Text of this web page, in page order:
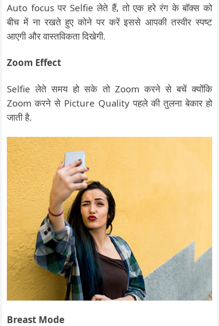
Auto focus पर Selfie लेते हैं, तो एक हरे रंग के बॉक्स को
बीच में ना रखते हुए कोने पर करें इससे आपकी तस्वीर स्पष्ट
आएगी और वास्तविकता दिखेगी.
Zoom Effect
Selfie लेते समय हो सके तो Zoom करने से बचें क्योंकि
Zoom करने से Picture Quality पहले की तुलना बेकार हो
जाती है.
Breast Mode